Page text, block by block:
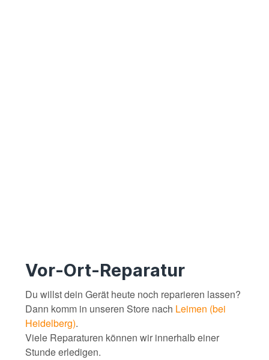
Vor-Ort-Reparatur
Du willst dein Gerät heute noch reparieren lassen?
Dann komm in unseren Store nach Leimen (bei
Heidelberg).
Viele Reparaturen können wir innerhalb einer
Stunde erledigen.